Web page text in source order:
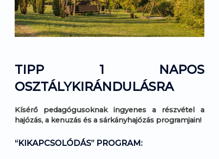
TIPP 1 NAPOS
OSZTÁLYKIRÁNDULÁSRA
Kísérő pedagógusoknak ingyenes a részvétel a
hajózás, a kenuzás és a sárkányhajózás programjain!
“KIKAPCSOLÓDÁS” PROGRAM: